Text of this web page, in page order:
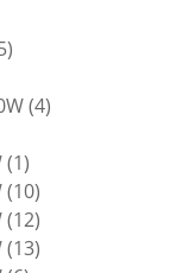
5
44
11
prodotto
1010
prodotti
1212
prodotti
1313